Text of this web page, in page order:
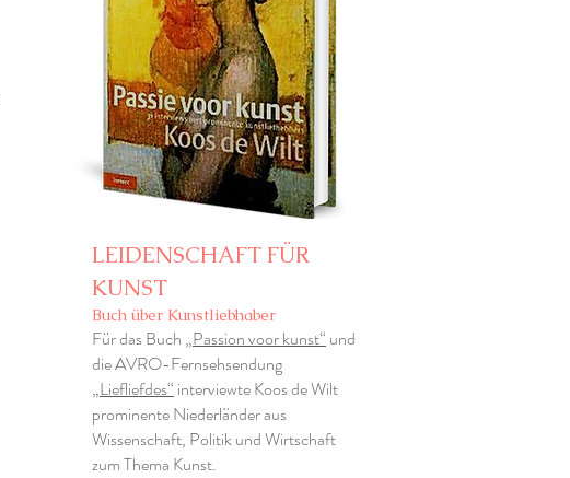
LEIDENSCHAFT FÜR
KUNST
Buch über Kunstliebhaber
Für das Buch „Passion voor kunst“ und
die AVRO-Fernsehsendung
„Liefliefdes“ interviewte Koos de Wilt
prominente Niederländer aus
Wissenschaft, Politik und Wirtschaft
zum Thema Kunst.